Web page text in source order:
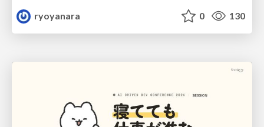
ryoyanara
0 130